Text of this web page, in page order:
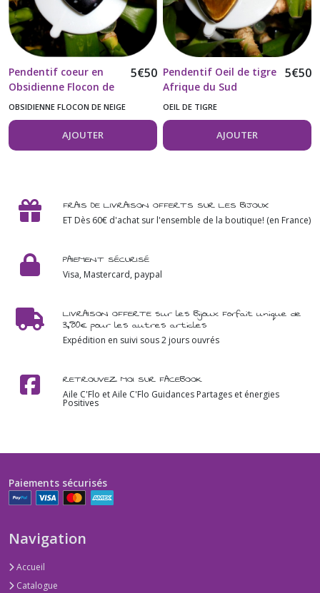
Pendentif coeur en
Obsidienne Flocon de
neige 20MM
5€50
OBSIDIENNE FLOCON DE NEIGE
AJOUTER
Pendentif Oeil de tigre
Afrique du Sud
5€50
OEIL DE TIGRE
AJOUTER
FRAIS DE LIVRAISON OFFERTS SUR LES BIJOUX
ET Dès 60€ d'achat sur l'ensemble de la boutique! (en France)
PAIEMENT SÉCURISÉ
Visa, Mastercard, paypal
LIVRAISON OFFERTE sur les Bijoux Forfait unique de
3,80€ pour les autres articles
Expédition en suivi sous 2 jours ouvrés
RETROUVEZ MOI SUR FACEBOOK
Aile C'Flo et Aile C'Flo Guidances Partages et énergies
Positives
Paiements sécurisés
Navigation
Accueil
Catalogue